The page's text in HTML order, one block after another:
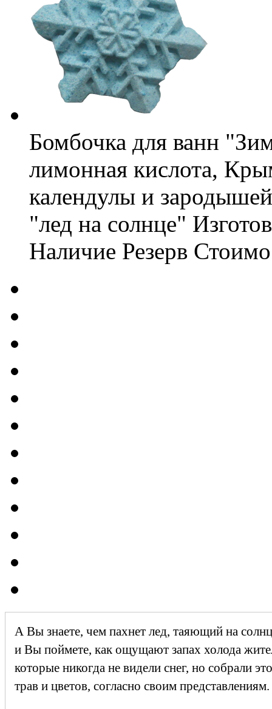
Бомбочка для ванн
лимонная кислота,
календулы и
"лед на солнце"
Наличие Резерв
А Вы знаете, чем пахнет лед, таяющий на
и Вы поймете, как ощущают запах холода
которые никогда не видели снег, но собрали
трав и цветов, согласно своим представлениям.